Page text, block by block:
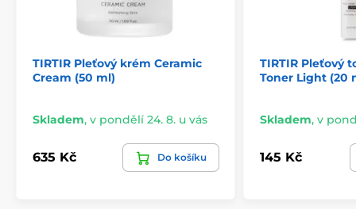
TIRTIR Pleťový krém Ceramic
Cream (50 ml)
Skladem, v pondělí 24. 8. u vás
635 Kč Do košíku
TIRTIR Pleťový
Toner Light (20
Skladem, v
145 Kč